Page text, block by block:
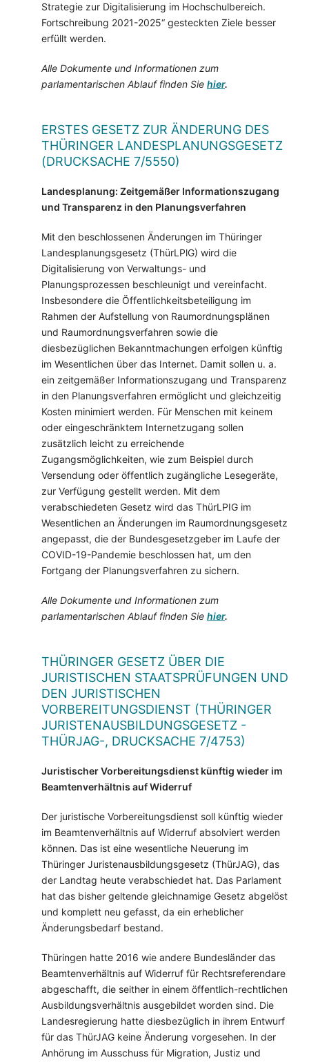
Strategie zur Digitalisierung im Hochschulbereich.
Fortschreibung 2021-2025“ gesteckten Ziele besser
erfüllt werden.
Alle Dokumente und Informationen zum
parlamentarischen Ablauf finden Sie hier.
ERSTES GESETZ ZUR ÄNDERUNG DES
THÜRINGER LANDESPLANUNGSGESETZ
(DRUCKSACHE 7/5550)
Landesplanung: Zeitgemäßer Informationszugang
und Transparenz in den Planungsverfahren
Mit den beschlossenen Änderungen im Thüringer
Landesplanungsgesetz (ThürLPlG) wird die
Digitalisierung von Verwaltungs- und
Planungsprozessen beschleunigt und vereinfacht.
Insbesondere die Öffentlichkeitsbeteiligung im
Rahmen der Aufstellung von Raumordnungsplänen
und Raumordnungsverfahren sowie die
diesbezüglichen Bekanntmachungen erfolgen künftig
im Wesentlichen über das Internet. Damit sollen u. a.
ein zeitgemäßer Informationszugang und Transparenz
in den Planungsverfahren ermöglicht und gleichzeitig
Kosten minimiert werden. Für Menschen mit keinem
oder eingeschränktem Internetzugang sollen
zusätzlich leicht zu erreichende
Zugangsmöglichkeiten, wie zum Beispiel durch
Versendung oder öffentlich zugängliche Lesegeräte,
zur Verfügung gestellt werden. Mit dem
verabschiedeten Gesetz wird das ThürLPIG im
Wesentlichen an Änderungen im Raumordnungsgesetz
angepasst, die der Bundesgesetzgeber im Laufe der
COVID-19-Pandemie beschlossen hat, um den
Fortgang der Planungsverfahren zu sichern.
Alle Dokumente und Informationen zum
parlamentarischen Ablauf finden Sie hier.
THÜRINGER GESETZ ÜBER DIE
JURISTISCHEN STAATSPRÜFUNGEN UND
DEN JURISTISCHEN
VORBEREITUNGSDIENST (THÜRINGER
JURISTENAUSBILDUNGSGESETZ -
THÜRJAG-, DRUCKSACHE 7/4753)
Juristischer Vorbereitungsdienst künftig wieder im
Beamtenverhältnis auf Widerruf
Der juristische Vorbereitungsdienst soll künftig wieder
im Beamtenverhältnis auf Widerruf absolviert werden
können. Das ist eine wesentliche Neuerung im
Thüringer Juristenausbildungsgesetz (ThürJAG), das
der Landtag heute verabschiedet hat. Das Parlament
hat das bisher geltende gleichnamige Gesetz abgelöst
und komplett neu gefasst, da ein erheblicher
Änderungsbedarf bestand.
Thüringen hatte 2016 wie andere Bundesländer das
Beamtenverhältnis auf Widerruf für Rechtsreferendare
abgeschafft, die seither in einem öffentlich-rechtlichen
Ausbildungsverhältnis ausgebildet worden sind. Die
Landesregierung hatte diesbezüglich in ihrem Entwurf
für das ThürJAG keine Änderung vorgesehen. In der
Anhörung im Ausschuss für Migration, Justiz und